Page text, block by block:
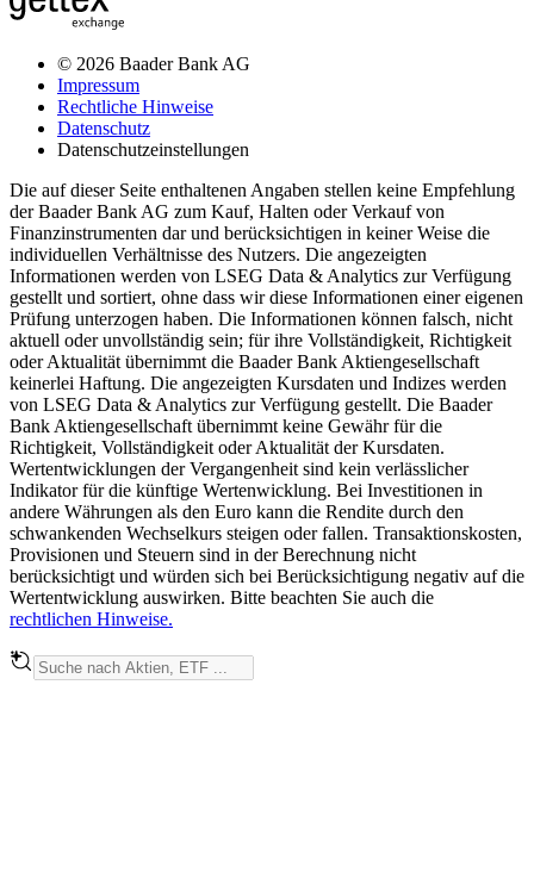
© 2026 Baader Bank AG
Impressum
Rechtliche Hinweise
Datenschutz
Datenschutzeinstellungen
Die auf dieser Seite enthaltenen Angaben stellen keine Empfehlung
der Baader Bank AG zum Kauf, Halten oder Verkauf von
Finanzinstrumenten dar und berücksichtigen in keiner Weise die
individuellen Verhältnisse des Nutzers. Die angezeigten
Informationen werden von LSEG Data & Analytics zur Verfügung
gestellt und sortiert, ohne dass wir diese Informationen einer eigenen
Prüfung unterzogen haben. Die Informationen können falsch, nicht
aktuell oder unvollständig sein; für ihre Vollständigkeit, Richtigkeit
oder Aktualität übernimmt die Baader Bank Aktiengesellschaft
keinerlei Haftung. Die angezeigten Kursdaten und Indizes werden
von LSEG Data & Analytics zur Verfügung gestellt. Die Baader
Bank Aktiengesellschaft übernimmt keine Gewähr für die
Richtigkeit, Vollständigkeit oder Aktualität der Kursdaten.
Wertentwicklungen der Vergangenheit sind kein verlässlicher
Indikator für die künftige Wertenwicklung. Bei Investitionen in
andere Währungen als den Euro kann die Rendite durch den
schwankenden Wechselkurs steigen oder fallen. Transaktionskosten,
Provisionen und Steuern sind in der Berechnung nicht
berücksichtigt und würden sich bei Berücksichtigung negativ auf die
Wertentwicklung auswirken. Bitte beachten Sie auch die
rechtlichen Hinweise.